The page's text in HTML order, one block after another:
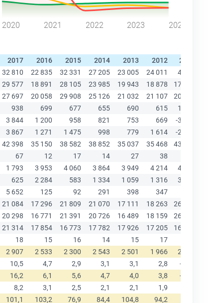
2020 2021 2022 2023 2024
2017 2016 2015 2014 2013 2012 2011